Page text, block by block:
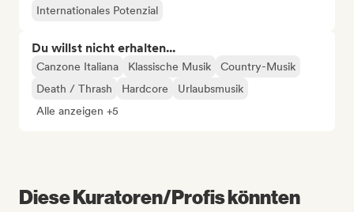
Internationales Potenzial
Du willst nicht erhalten...
Canzone Italiana Klassische Musik
Country-Musik
Death / Thrash
Hardcore
Urlaubsmusik
Alle anzeigen +5
Diese Kuratoren/Profis könnten